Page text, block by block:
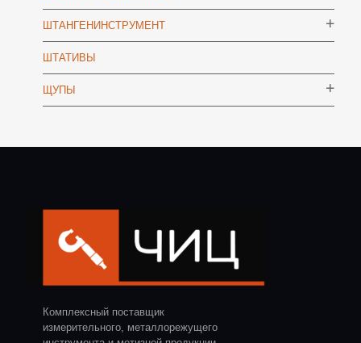
ШТАНГЕНИНСТРУМЕНТ
ШТАТИВЫ
ЩУПЫ
Комплексный поставщик
измерительного, металлорежущего